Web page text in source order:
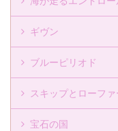
ギヴン
ブルーピリオド
スキップとローファ
宝石の国